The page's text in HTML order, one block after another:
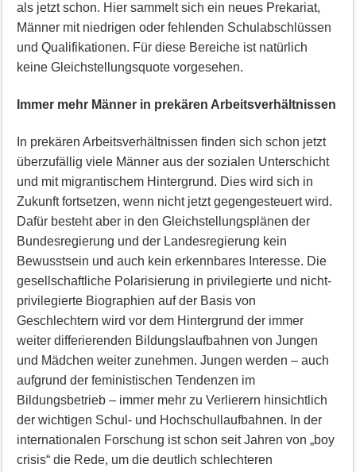
als jetzt schon. Hier sammelt sich ein neues Prekariat,
Männer mit niedrigen oder fehlenden Schulabschlüssen
und Qualifikationen. Für diese Bereiche ist natürlich
keine Gleichstellungsquote vorgesehen.
Immer mehr Männer in prekären Arbeitsverhältnissen
In prekären Arbeitsverhältnissen finden sich schon jetzt
überzufällig viele Männer aus der sozialen Unterschicht
und mit migrantischem Hintergrund. Dies wird sich in
Zukunft fortsetzen, wenn nicht jetzt gegengesteuert wird.
Dafür besteht aber in den Gleichstellungsplänen der
Bundesregierung und der Landesregierung kein
Bewusstsein und auch kein erkennbares Interesse. Die
gesellschaftliche Polarisierung in privilegierte und nicht-
privilegierte Biographien auf der Basis von
Geschlechtern wird vor dem Hintergrund der immer
weiter differierenden Bildungslaufbahnen von Jungen
und Mädchen weiter zunehmen. Jungen werden – auch
aufgrund der feministischen Tendenzen im
Bildungsbetrieb – immer mehr zu Verlierern hinsichtlich
der wichtigen Schul- und Hochschullaufbahnen. In der
internationalen Forschung ist schon seit Jahren von „boy
crisis“ die Rede, um die deutlich schlechteren